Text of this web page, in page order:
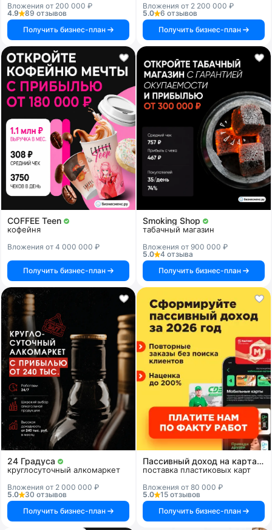
Вложения от 200 000 ₽
4.9
89 отзывов
Получить бизнес-план
Вложения от 2 200 000 ₽
5.0
6 отзывов
Получить бизнес-план
COFFEE Teen
кофейня
Вложения от 4 000 000 ₽
Получить бизнес-план
Smoking Shop
табачный магазин
Вложения от 900 000 ₽
5.0
4 отзыва
Получить бизнес-план
24 Градуса
круглосуточный алкомаркет
Вложения от 2 000 000 ₽
5.0
30 отзывов
Получить бизнес-план
Пассивный доход на картах и системах
поставка пластиковых карт
Вложения от 80 000 ₽
5.0
15 отзывов
Получить бизнес-план